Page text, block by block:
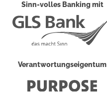
Sinn-volles Banking mit
Verantwortungseigentum